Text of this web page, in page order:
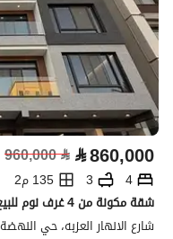
⃁860,000
⃁
960,000
4
3
135 م2
شقة مكونة من 4 غرف نوم للبيع في الحديدة ، جدة
شارع الانهار العزبه، حي